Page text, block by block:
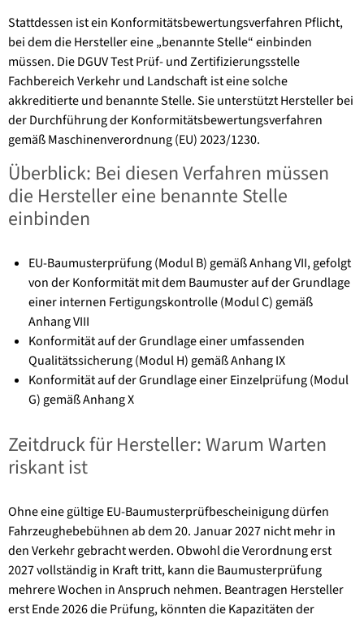
Stattdessen ist ein Konformitätsbewertungsverfahren Pflicht,
bei dem die Hersteller eine „benannte Stelle“ einbinden
müssen. Die DGUV Test Prüf- und Zertifizierungsstelle
Fachbereich Verkehr und Landschaft ist eine solche
akkreditierte und benannte Stelle. Sie unterstützt Hersteller bei
der Durchführung der Konformitätsbewertungsverfahren
gemäß Maschinenverordnung (EU) 2023/1230.
Überblick: Bei diesen Verfahren müssen
die Hersteller eine benannte Stelle
einbinden
EU-Baumusterprüfung (Modul B) gemäß Anhang VII, gefolgt
von der Konformität mit dem Baumuster auf der Grundlage
einer internen Fertigungskontrolle (Modul C) gemäß
Anhang VIII
Konformität auf der Grundlage einer umfassenden
Qualitätssicherung (Modul H) gemäß Anhang IX
Konformität auf der Grundlage einer Einzelprüfung (Modul
G) gemäß Anhang X
Zeitdruck für Hersteller: Warum Warten
riskant ist
Ohne eine gültige EU-Baumusterprüfbescheinigung dürfen
Fahrzeughebebühnen ab dem 20. Januar 2027 nicht mehr in
den Verkehr gebracht werden. Obwohl die Verordnung erst
2027 vollständig in Kraft tritt, kann die Baumusterprüfung
mehrere Wochen in Anspruch nehmen. Beantragen Hersteller
erst Ende 2026 die Prüfung, könnten die Kapazitäten der